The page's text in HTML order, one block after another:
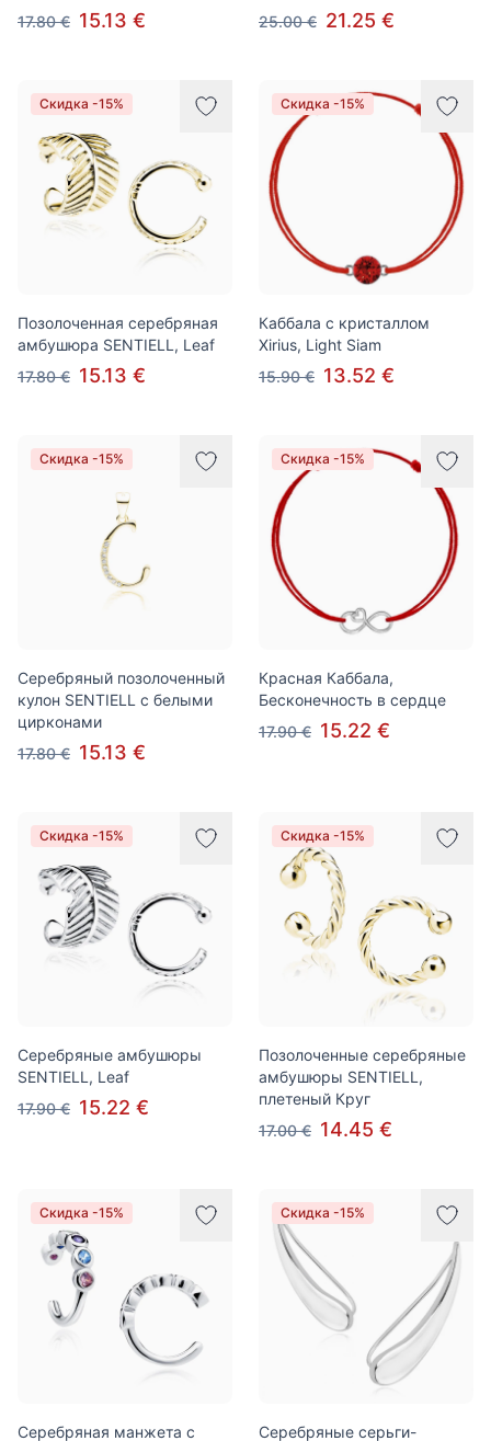
17.80 € 15.13 €
25.00 € 21.25 €
Скидка -15%
Позолоченная серебряная
амбушюра SENTIELL, Leaf
17.80 € 15.13 €
Скидка -15%
Каббала с кристаллом
Xirius, Light Siam
15.90 € 13.52 €
Скидка -15%
Серебряный позолоченный
кулон SENTIELL с белыми
цирконами
17.80 € 15.13 €
Скидка -15%
Красная Каббала,
Бесконечность в сердце
17.90 € 15.22 €
Скидка -15%
Серебряные амбушюры
SENTIELL, Leaf
17.90 € 15.22 €
Скидка -15%
Позолоченные серебряные
амбушюры SENTIELL,
плетеный Круг
17.00 € 14.45 €
Скидка -15%
Серебряная манжета с
Скидка -15%
Серебряные серьги-